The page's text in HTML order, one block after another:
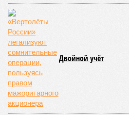
В общем, недаром события 1931-го
месте в списке самых
когда-либо происходивших на
пострадавших в тот год достигло
погибших, по некоторым оценкам,
Впрочем, для Китая подобное не в
1887 года вода прорвала
Хуанхэ и быстро залила почти
как местность там довольно
встречал препятствий на своём
целые города. Водой залило 130